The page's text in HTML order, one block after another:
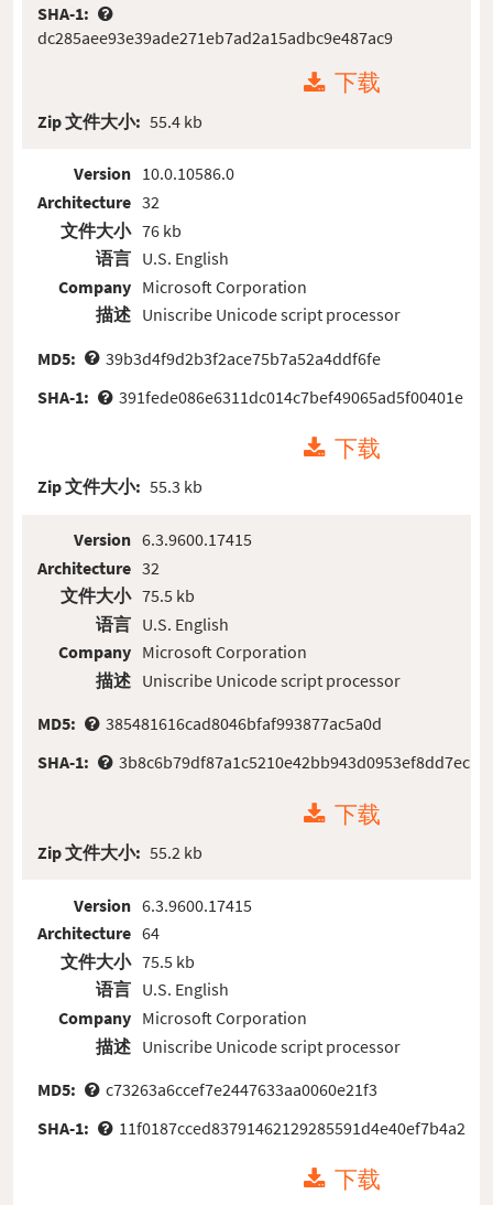
SHA-1:
dc285aee93e39ade271eb7ad2a15adbc9e487ac9
下载
Zip 文件大小: 55.4 kb
Version
Architecture
文件大小
语言
Company
描述
10.0.10586.0
32
76 kb
U.S. English
Microsoft Corporation
Uniscribe Unicode script processor
MD5:
39b3d4f9d2b3f2ace75b7a52a4ddf6fe
SHA-1:
391fede086e6311dc014c7bef49065ad5f00401e
下载
Zip 文件大小: 55.3 kb
Version
Architecture
文件大小
语言
Company
描述
6.3.9600.17415
32
75.5 kb
U.S. English
Microsoft Corporation
Uniscribe Unicode script processor
MD5:
385481616cad8046bfaf993877ac5a0d
SHA-1:
3b8c6b79df87a1c5210e42bb943d0953ef8dd7ec
下载
Zip 文件大小: 55.2 kb
Version
Architecture
文件大小
语言
Company
描述
6.3.9600.17415
64
75.5 kb
U.S. English
Microsoft Corporation
Uniscribe Unicode script processor
MD5:
c73263a6ccef7e2447633aa0060e21f3
SHA-1:
11f0187cced83791462129285591d4e40ef7b4a2
下载